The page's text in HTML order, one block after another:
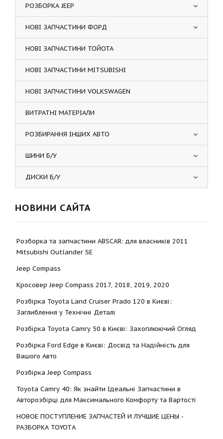
РОЗБОРКА JEEP
НОВІ ЗАПЧАСТИНИ ФОРД
НОВІ ЗАПЧАСТИНИ ТОЙОТА
НОВІ ЗАПЧАСТИНИ MITSUBISHI
НОВІ ЗАПЧАСТИНИ VOLKSWAGEN
ВИТРАТНІ МАТЕРІАЛИ
РОЗБИРАННЯ ІНШИХ АВТО
ШИНИ Б/У
ДИСКИ Б/У
НОВИНИ САЙТА
Розборка та запчастини ABSCAR: для власників 2011
Mitsubishi Outlander SE
Jeep Compass
Кросовер Jeep Compass 2017, 2018, 2019, 2020
Розбірка Toyota Land Cruiser Prado 120 в Києві:
Заглиблення у Технічні Деталі
Розбірка Toyota Camry 50 в Києві: Захоплюючий Огляд
Розбірка Ford Edge в Києві: Досвід та Надійність для
Вашого Авто
Розбірка Jeep Compass
Toyota Camry 40: Як знайти Ідеальні Запчастини в
Авторозбірці для Максимального Комфорту та Вартості
НОВОЕ ПОСТУПЛЕНИЕ ЗАПЧАСТЕЙ И ЛУЧШИЕ ЦЕНЫ -
РАЗБОРКА TOYOTА